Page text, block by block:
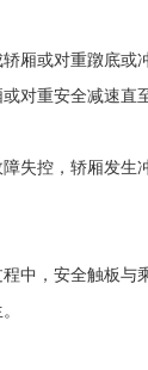
或对重蹾底或
对重安全减速直
控，轿厢发生
，安全触板与